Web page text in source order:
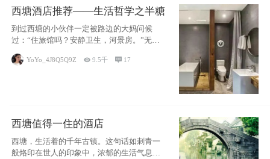
西塘酒店推荐——生活哲学之半糖
到过西塘的小伙伴一定被路边的大妈问候
过：“住旅馆吗？安静卫生，河景房。”无意
YoYo_4J8Q5Q9Z 9.5千  17
西塘值得一住的酒店
西塘，生活着的千年古镇。这句话如刺青一
般烙印在世人的印象中，浓郁的生活气息，